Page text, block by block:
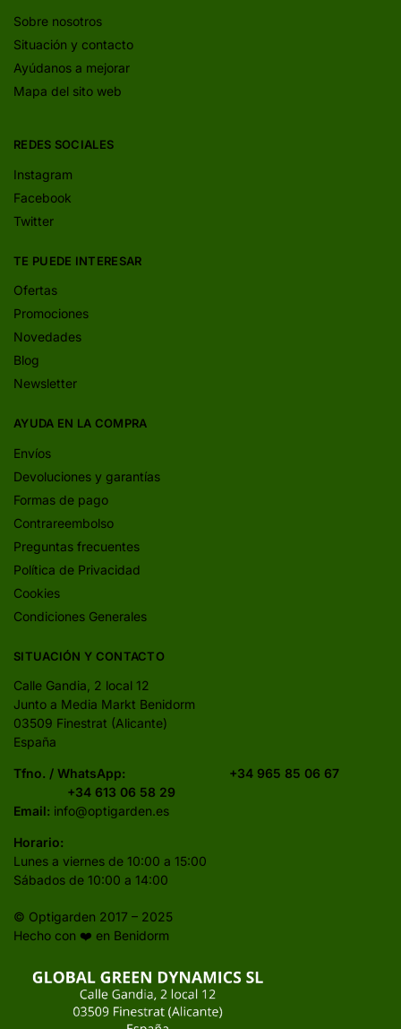
Sobre nosotros
Situación y contacto
Ayúdanos a mejorar
Mapa del sito web
REDES SOCIALES
Instagram
Facebook
Twitter
TE PUEDE INTERESAR
Ofertas
Promociones
Novedades
Blog
Newsletter
AYUDA EN LA COMPRA
Envíos
Devoluciones y garantías
Formas de pago
Contrareembolso
Preguntas frecuentes
Política de Privacidad
Cookies
Condiciones Generales
SITUACIÓN Y CONTACTO
Calle Gandia, 2 local 12
Junto a Media Markt Benidorm
03509 Finestrat (Alicante)
España
Tfno. / WhatsApp: +34 965 85 06 67
+34 613 06 58 29
Email: info@optigarden.es
Horario:
Lunes a viernes de 10:00 a 15:00
Sábados de 10:00 a 14:00
© Optigarden 2017 – 2025
Hecho con ❤️ en Benidorm